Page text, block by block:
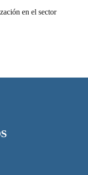
en el sector